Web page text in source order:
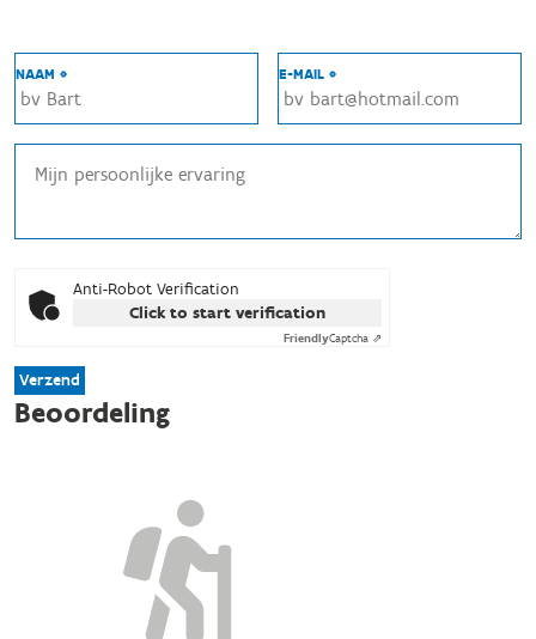
NAAM * E-MAIL *
Anti-Robot Verification
Click to start verification
FriendlyCaptcha ⇗
Verzend
Beoordeling